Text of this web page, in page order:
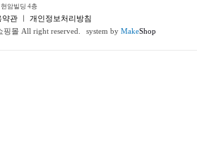
암빌딩 4층
약관ㅣ 개인정보처리방침
몰 All right reserved.
system by MakeShop